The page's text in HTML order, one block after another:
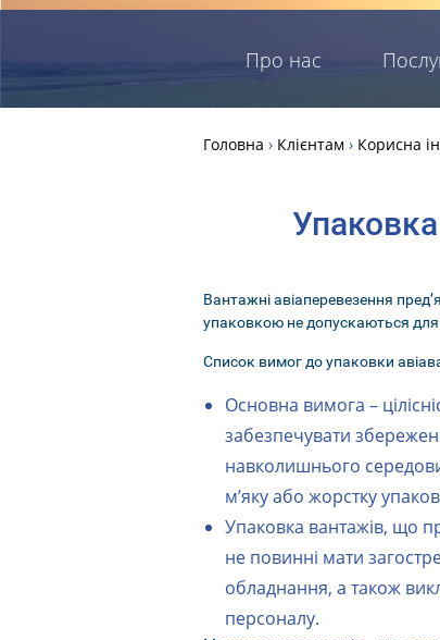
Про нас
Головна › Клієнтам › Корисна
Вантажні авіаперевезення
упаковкою не допускаються
Список вимог до упаковки
Основна вимога –
забезпечувати
навколишнього
м’яку або жорстку
Упаковка вантажів, що
не повинні мати
обладнання, а також
персоналу.